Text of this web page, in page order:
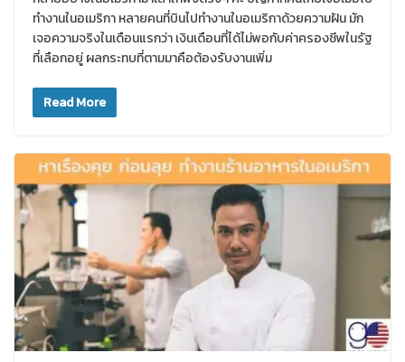
ทำงานในอเมริกา หลายคนที่บินไปทำงานในอเมริกาด้วยความฝัน มัก
เจอความจริงในเดือนแรกว่า เงินเดือนที่ได้ไม่พอกับค่าครองชีพในรัฐ
ที่เลือกอยู่ ผลกระทบที่ตามมาคือต้องรับงานเพิ่ม
Read More